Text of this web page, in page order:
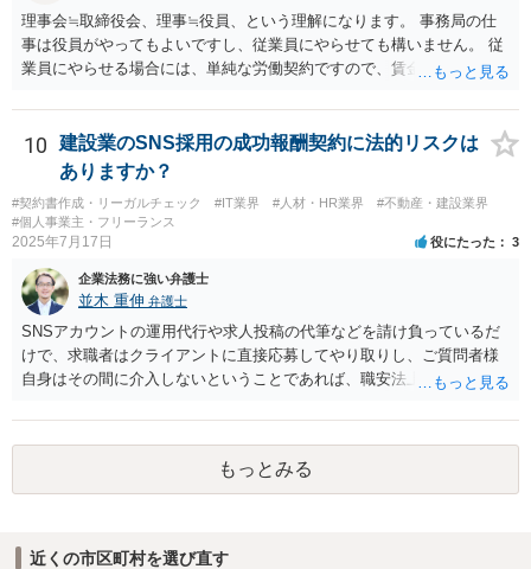
インボイス制度への対応に関するQ&A」 https://www.jftc.go.jp/dk/guid
eline/unyoukijun/invoice_qanda.html
理事会≒取締役会、理事≒役員、という理解になります。 事務局の仕
事は役員がやってもよいですし、従業員にやらせても構いません。 従
業員にやらせる場合には、単純な労働契約ですので、賃金や労働条件
の同意があれば可能ですが、会社に例えると従業員をすべて取締役に
するようなものなので、望ましいかどうかは検討が必要です。
10
建設業のSNS採用の成功報酬契約に法的リスクは
ありますか？
#契約書作成・リーガルチェック #IT業界 #人材・HR業界
#不動産・建設業界
#個人事業主・フリーランス
2025年7月17日 役にたった 3
企業法務に強い弁護士
並木 重伸 弁護士
SNSアカウントの運用代行や求人投稿の代筆などを請け負っているだ
けで、求職者はクライアントに直接応募してやり取りし、ご質問者様
自身はその間に介入しないということであれば、職安法上の「募集情
られます。 求職者の情報を収集する場合は「特定募集情報等提供事
業」に該当して届出が必要になりますが、ご質問内容を見る限りそれ
にも該当しないと思われます。もっとみる
近くの市区町村を選び直す